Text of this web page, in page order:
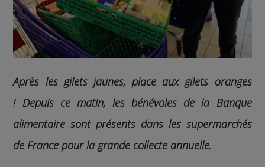
Après les gilets jaunes, place aux gilets oranges
! Depuis ce matin, les bénévoles de la Banque
alimentaire sont présents dans les supermarchés
de France pour la grande collecte annuelle.